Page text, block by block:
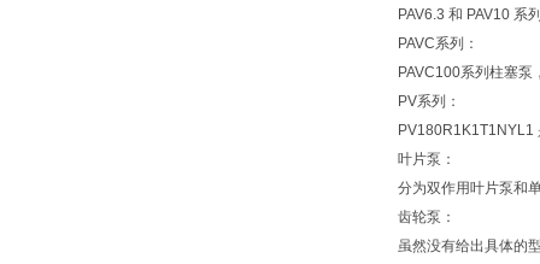
PAV6.3 和 PAV10 系
PAVC系列：
PAVC100系列柱塞
PV系列：
PV180R1K1T1NYL1
叶片泵：
分为双作用叶片泵和
齿轮泵：
虽然没有给出具体的